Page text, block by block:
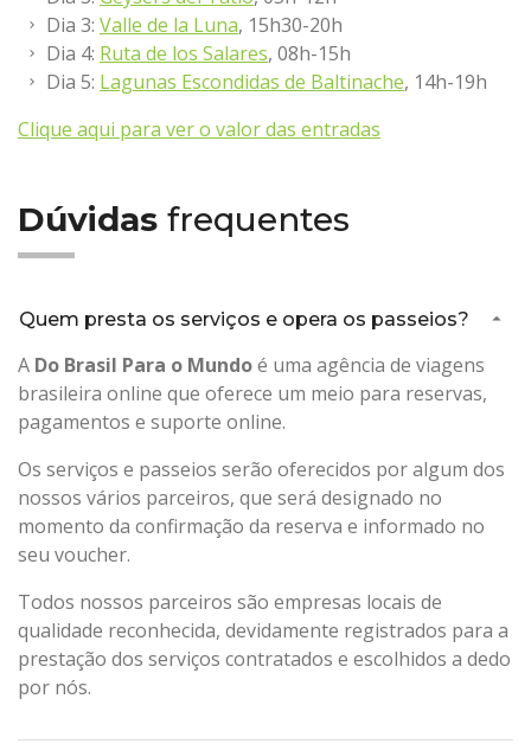
Dia 3: Valle de la Luna, 15h30-20h
Dia 4: Ruta de los Salares, 08h-15h
Dia 5: Lagunas Escondidas de Baltinache, 14h-19h
Clique aqui para ver o valor das entradas
Dúvidas frequentes
Quem presta os serviços e opera os passeios?
A Do Brasil Para o Mundoé uma agência de viagens
brasileira online que oferece um meio para reservas,
pagamentos e suporte online.
Os serviços e passeios serão oferecidos por algum dos
nossos vários parceiros, que será designado no
momento da confirmação da reserva e informado no
seu voucher.
Todos nossos parceiros são empresas locais de
qualidade reconhecida, devidamente registrados para a
prestação dos serviços contratados e escolhidos a dedo
por nós.